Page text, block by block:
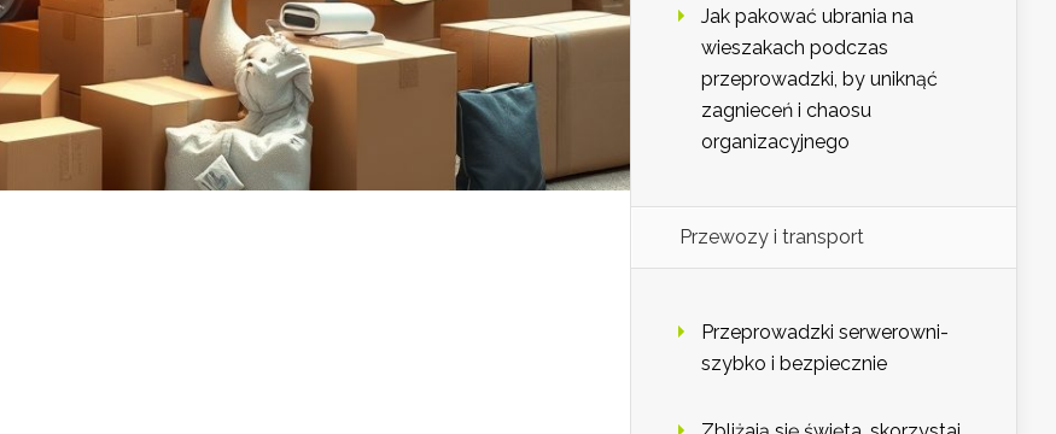
Jak pakować ubrania na
wieszakach podczas
przeprowadzki, by uniknąć
zagnieceń i chaosu
organizacyjnego
Przewozy i transport
Przeprowadzki serwerowni-
szybko i bezpiecznie